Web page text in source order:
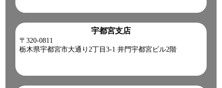
宇都宮支店
〒320-0811
栃木県宇都宮市大通り2丁目3-1 井門宇都宮ビル2階